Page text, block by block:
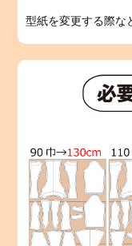
型紙を変更する際な